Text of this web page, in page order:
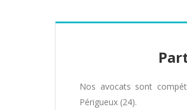
Nos avocats sont
Périgueux (24).